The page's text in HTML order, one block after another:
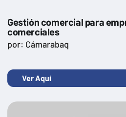
Gestión comercial para
comerciales
por: Cámarabaq
Ver Aquí